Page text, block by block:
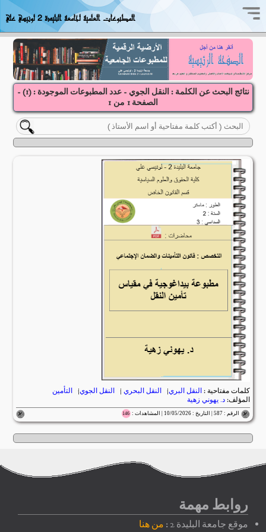
المطبوعات العلمية لجامعة البليدة 2 لونيسي علي
نتائج البحث عن الكلمة : النقل الجوي - عدد المطبوعات الموجودة : (1
) -
الصفحة 1 من 1
كلمات مفتاحية : النقل البري| النقل البحري | النقل الجوي| التأمين
المؤلف:د. يهوني زهية
الرقم : 587 | التاريخ : 10/05/2026 | المشاهدات : 146
روابط مهمة
موقع جامعة البليدة 2 : من هنا